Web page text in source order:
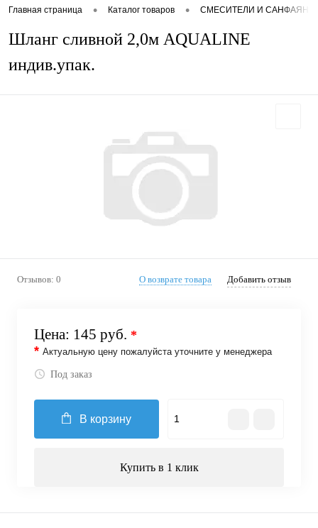
Главная страница • Каталог товаров • СМЕСИТЕЛИ И САНФАЯНС
Шланг сливной 2,0м AQUALINE
индив.упак.
Отзывов: 0 О возврате товара Добавить отзыв
Цена: 145 руб. *
* Актуальную цену пожалуйста уточните у менеджера
Под заказ
В корзину
Купить в 1 клик